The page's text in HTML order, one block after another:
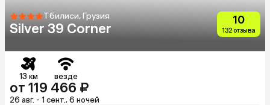
Тбилиси, Грузия
Silver 39 Corner
10
132 отзыва
13 км везде
от 119 466 ₽
26 авг. - 1 сент., 6 ночей